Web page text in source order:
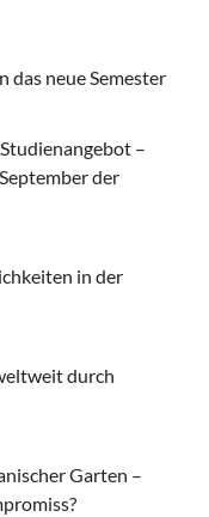
neue Semester
–
der
in der
durch
Garten –